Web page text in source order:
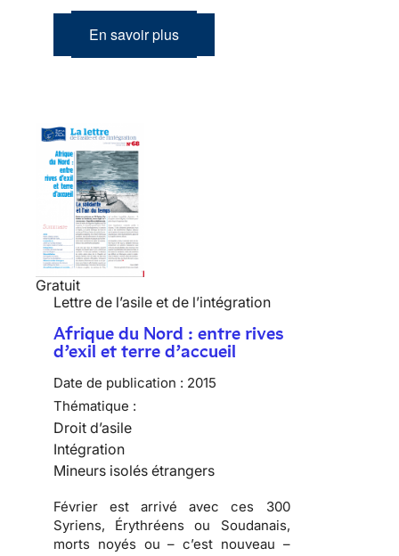
En savoir plus
Gratuit
Lettre de l’asile et de l’intégration
Afrique du Nord : entre rives
d’exil et terre d’accueil
Date de publication : 2015
Thématique :
Droit d’asile
Intégration
Mineurs isolés étrangers
Février est arrivé avec ces 300
Syriens, Érythréens ou Soudanais,
morts noyés ou – c’est nouveau –